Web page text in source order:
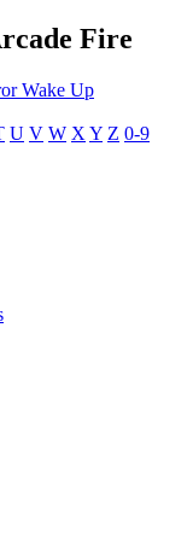
Fire
Wake Up
U V W X Y Z 0-9